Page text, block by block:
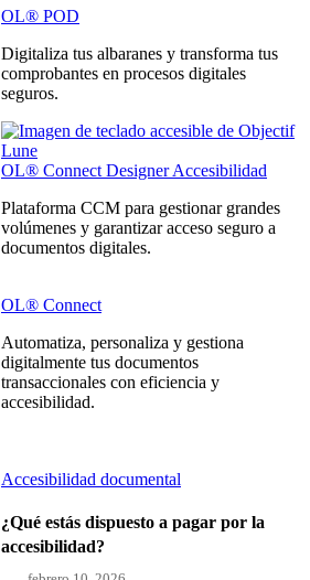
OL® POD
Digitaliza tus albaranes y transforma tus
comprobantes en procesos digitales
seguros.
OL® Connect Designer Accesibilidad
Plataforma CCM para gestionar grandes
volúmenes y garantizar acceso seguro a
documentos digitales.
OL® Connect
Automatiza, personaliza y gestiona
digitalmente tus documentos
transaccionales con eficiencia y
accesibilidad.
Accesibilidad documental
¿Qué estás dispuesto a pagar por la
accesibilidad?